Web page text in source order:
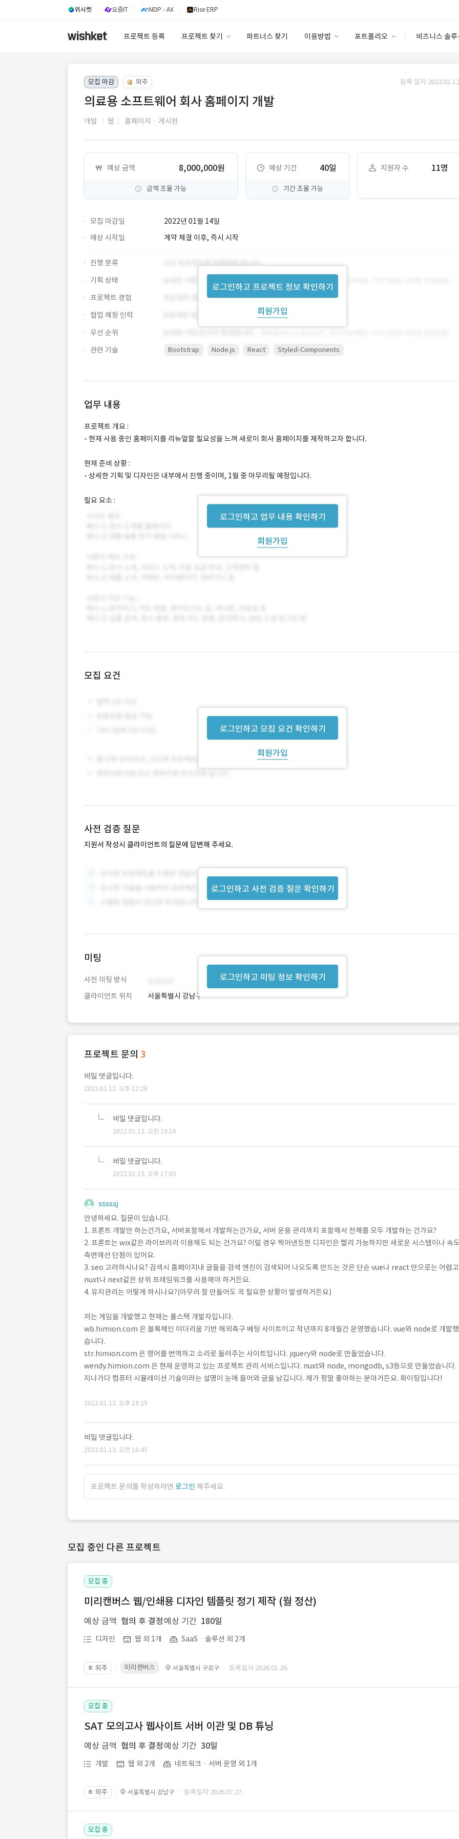
위시켓 요즘IT AIDP - AX Rise ERP
프로젝트 등록 프로젝트 찾기 파트너스 찾기 이용방법 포트폴리오 비즈니스 솔
안심 코드 케어
모집 마감 외주 등록 일자
의료용 소프트웨어 회사 홈페이지 개발
개발 웹 홈페이지ㆍ게시판
예상 금액 8,000,000원
금액 조율 가능
예상 기간 40일
기간 조율 가능
지원자 수 11명
모집 마감일 2022년 01월 14일
로그인하고 프로젝트 정보 확인하기
회원가입
예상 시작일 계약 체결 이후, 즉시 시작
진행 분류
기획 상태
프로젝트 경험
협업 예정 인력
우선 순위
관련 기술
Bootstrap Node.js React Styled-Components
업무 내용
로그인하고 업무 내용 확인하기
회원가입
프로젝트 개요 :
- 현재 사용 중인 홈페이지를 리뉴얼할 필요성을 느껴 새로이 회사 홈페이지를 제작하고자 합니다.
현재 준비 상황 :
- 상세한 기획 및 디자인은 내부에서 진행 중이며, 1월 중 마무리될 예정입니다.
필요 요소 :
모집 요건
로그인하고 모집 요건 확인하기
회원가입
사전 검증 질문
지원서 작성시 클라이언트의 질문에 답변해 주세요.
로그인하고 사전 검증 질문 확인하기
로그인하고 미팅 정보 확인하기
미팅
사전 미팅 방식
클라이언트 위치
서울특별시 강남구
프로젝트 문의 3
비밀 댓글입니다.
2022.01.12. 오후 12:28
비밀 댓글입니다.
2022.01.13. 오전 10:16
비밀 댓글입니다.
2022.01.13. 오후 17:05
sssssj
안녕하세요. 질문이 있습니다.
1. 프론트 개발만 하는건가요, 서버포함해서 개발하는건가요, 서버 운용 관리까지 포함해서 전체를 모두 개발하는 건가요?
2. 프론트는 wix같은 라이브러리 이용해도 되는 건가요? 이럴 경우 찍어낸듯한 디자인은 빨리 가능하지만 새로운 시스템이나 속
측면에선 단점이 있어요.
3. seo 고려하시나요? 검색시 홈페이지내 글들을 검색 엔진이 검색되어 나오도록 만드는 것은 단순 vue나 react 만으로는 어렵고
nuxt나 next같은 상위 프레임워크를 사용해야 하거든요.
4. 유지관리는 어떻게 하시나요?(아무리 잘 만들어도 꼭 필요한 상황이 발생하거든요)
저는 게임을 개발했고 현재는 풀스택 개발자입니다.
wb.himion.com 은 블록체인 이더리움 기반 해외축구 베팅 사이트이고 작년까지 8개월간 운영했습니다. vue와 node로 개발했
습니다.
str.himion.com 은 영어를 번역하고 소리로 들려주는 사이트입니다. jquery와 node로 만들었습니다.
wendy.himion.com 은 현재 운영하고 있는 프로젝트 관리 서비스입니다. nuxt와 node, mongodb, s3등으로 만들었습니다.
지나가다 컴퓨터 시뮬레이션 기술이라는 설명이 눈에 들어와 글을 남깁니다. 제가 정말 좋아하는 분야거든요. 화이팅입니다!
2022.01.12. 오후 18:29
비밀 댓글입니다.
2022.01.13. 오전 10:45
프로젝트 문의를 작성하려면 로그인 해주세요.
모집 중인 다른 프로젝트
모집 중
미리캔버스 웹/인쇄용 디자인 템플릿 정기 제작 (월 정산)
예상 금액 협의 후 결정 예상 기간 180일
디자인 웹 외 1개 SaaSㆍ솔루션 외 2개
📔 외주 미리캔버스 서울특별시 구로구 · 등록일자 2026.01.26.
모집 중
SAT 모의고사 웹사이트 서버 이관 및 DB 튜닝
예상 금액 협의 후 결정 예상 기간 30일
개발 웹 외 2개 네트워크ㆍ서버 운영 외 1개
📔 외주 서울특별시 강남구 · 등록일자 2026.07.27.
모집 중